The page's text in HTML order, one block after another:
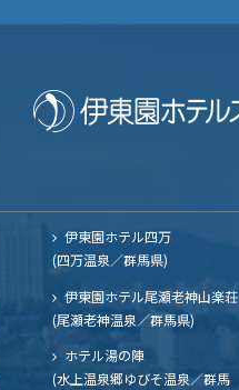
伊東園ホテル四万
(四万温泉／群馬県)
伊東園ホテル尾瀬老神山楽荘
(尾瀬老神温泉／群馬県)
ホテル湯の陣
(水上温泉郷ゆびそ温泉／群馬